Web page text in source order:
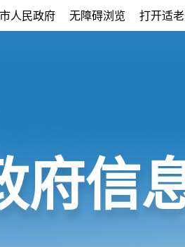
人民政府 无障碍浏览 打开适
府信